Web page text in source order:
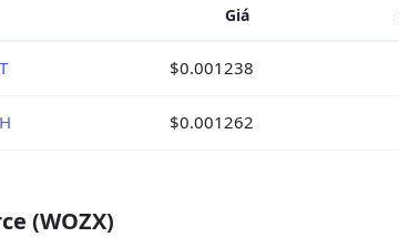
Giá
$0.001238
$0.001262
(WOZX)